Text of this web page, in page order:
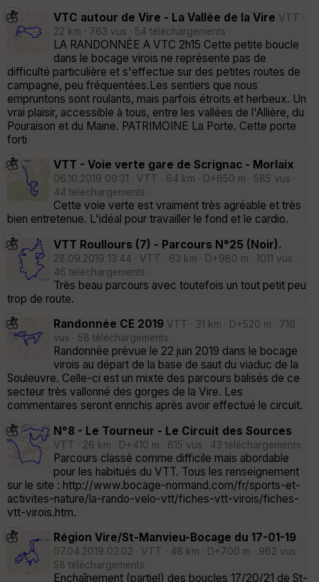
VTC autour de Vire - La Vallée de la Vire VTT ·
22 km · 763 vus · 54 téléchargements ·
LA RANDONNÉE A VTC 2h15 Cette petite boucle
dans le bocage virois ne représente pas de
difficulté particulière et s'effectue sur des petites routes de
campagne, peu fréquentées.Les sentiers que nous
empruntons sont roulants, mais parfois étroits et herbeux. Un
vrai plaisir, accessible à tous, entre les vallées de l'Allière, du
Pouraison et du Maine. PATRIMOINE La Porte. Cette porte
forti
VTT - Voie verte gare de Scrignac - Morlaix
06.10.2019 09:31 · VTT · 64 km · D+650 m · 585 vus ·
44 téléchargements ·
Cette voie verte est vraiment très agréable et très
bien entretenue. L'idéal pour travailler le fond et le cardio.
VTT Roullours (7) - Parcours N°25 (Noir).
28.09.2019 13:44 · VTT · 63 km · D+980 m · 1011 vus ·
46 téléchargements ·
Très beau parcours avec toutefois un tout petit peu
trop de route.
Randonnée CE 2019 VTT · 31 km · D+520 m · 716
vus · 58 téléchargements ·
Randonnée prévue le 22 juin 2019 dans le bocage
virois au départ de la base de saut du viaduc de la
Souleuvre. Celle-ci est un mixte des parcours balisés de ce
secteur très vallonné des gorges de la Vire. Les
commentaires seront enrichis après avoir effectué le circuit.
N°8 - Le Tourneur - Le Circuit des Sources
VTT · 26 km · D+410 m · 615 vus · 43 téléchargements ·
Parcours classé comme difficile mais abordable
pour les habitués du VTT. Tous les renseignement
sur le site : http://www.bocage-normand.com/fr/sports-et-
activites-nature/la-rando-velo-vtt/fiches-vtt-virois/fiches-
vtt-virois.htm.
Région Vire/St-Manvieu-Bocage du 17-01-19
07.04.2019 02:02 · VTT · 48 km · D+700 m · 962 vus ·
58 téléchargements ·
Enchaînement (partiel) des boucles 17/20/21 de St-